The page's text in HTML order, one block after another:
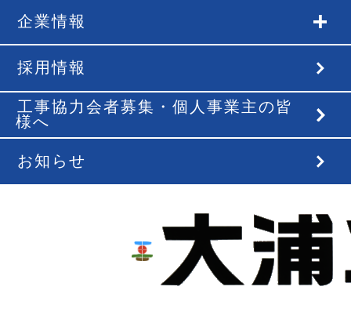
企業情報
採用情報
工事協力会者募集・個人事業主の皆
様へ
お知らせ